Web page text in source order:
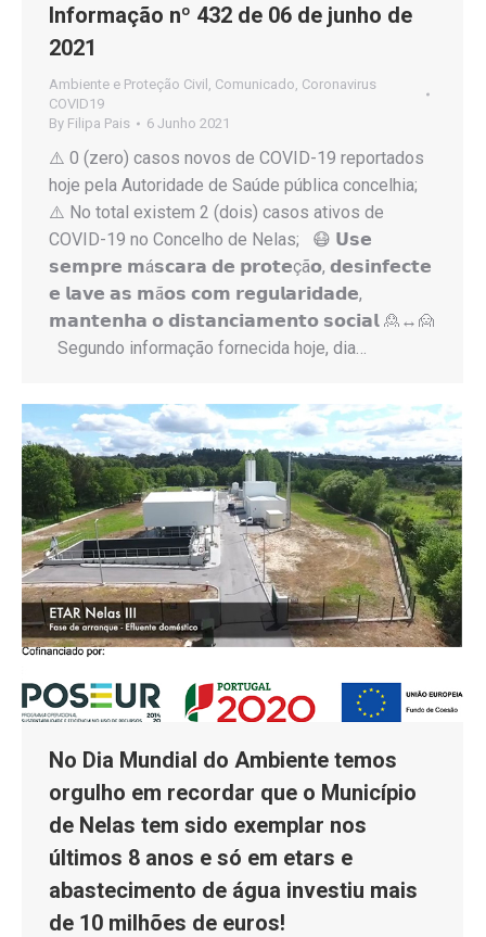
Informação nº 432 de 06 de junho de
2021
Ambiente e Proteção Civil Comunicado Coronavirus
COVID19
By Filipa Pais 6 Junho 2021
⚠️ 0 (zero) casos novos de COVID-19 reportados
hoje pela Autoridade de Saúde pública concelhia;
⚠️ No total existem 2 (dois) casos ativos de
COVID-19 no Concelho de Nelas; 😷 𝗨𝘀𝗲
𝘀𝗲𝗺𝗽𝗿𝗲 𝗺á𝘀𝗰𝗮𝗿𝗮 𝗱𝗲 𝗽𝗿𝗼𝘁𝗲çã𝗼, 𝗱𝗲𝘀𝗶𝗻𝗳𝗲𝗰𝘁𝗲
𝗲 𝗹𝗮𝘃𝗲 𝗮𝘀 𝗺ã𝗼𝘀 𝗰𝗼𝗺 𝗿𝗲𝗴𝘂𝗹𝗮𝗿𝗶𝗱𝗮𝗱𝗲,
𝗺𝗮𝗻𝘁𝗲𝗻𝗵𝗮 𝗼 𝗱𝗶𝘀𝘁𝗮𝗻𝗰𝗶𝗮𝗺𝗲𝗻𝘁𝗼 𝘀𝗼𝗰𝗶𝗮𝗹 🙎↔️🙍
Segundo informação fornecida hoje, dia…
No Dia Mundial do Ambiente temos
orgulho em recordar que o Município
de Nelas tem sido exemplar nos
últimos 8 anos e só em etars e
abastecimento de água investiu mais
de 10 milhões de euros!